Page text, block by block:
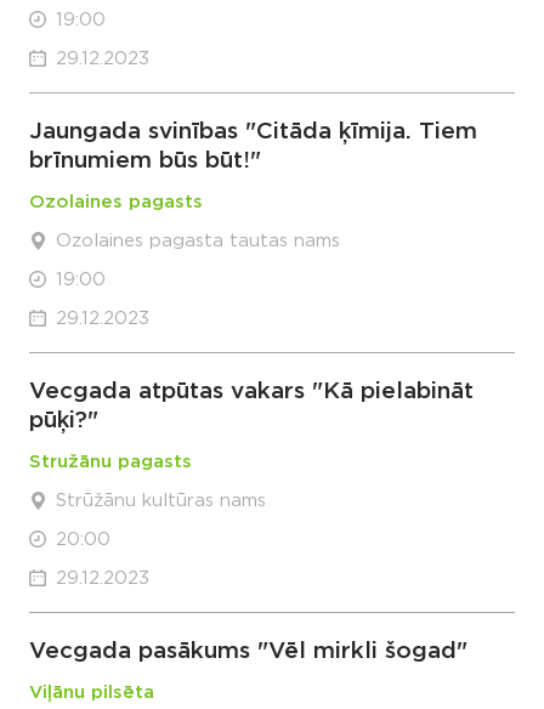
19:00
29.12.2023
Jaungada svinības "Citāda ķīmija. Tiem
brīnumiem būs būt!"
Ozolaines pagasts
Ozolaines pagasta tautas nams
19:00
29.12.2023
Vecgada atpūtas vakars "Kā pielabināt
pūķi?"
Stružānu pagasts
Strūžānu kultūras nams
20:00
29.12.2023
Vecgada pasākums "Vēl mirkli šogad"
Viļānu pilsēta